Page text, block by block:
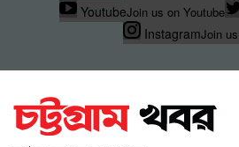
YoutubeJoin us on Youtube
InstagramJoin